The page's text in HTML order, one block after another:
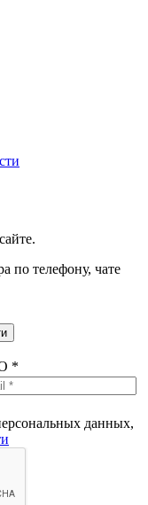
по телефону, чате
*
данных,